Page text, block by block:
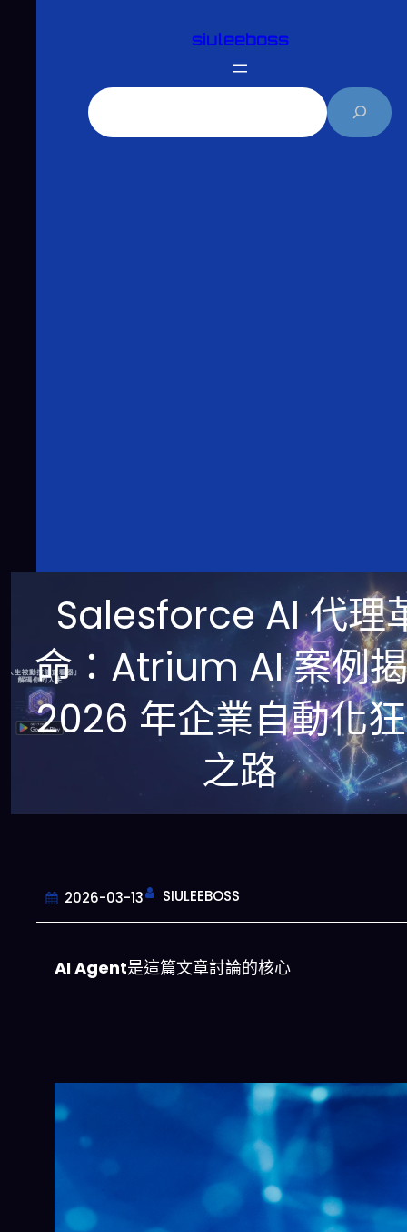
siuleeboss
Salesforce AI 代理
命：Atrium AI 案例
2026 年企業自動化
之路
2026-03-13 SIULEEBOSS
AI Agent是這篇文章討論的核心